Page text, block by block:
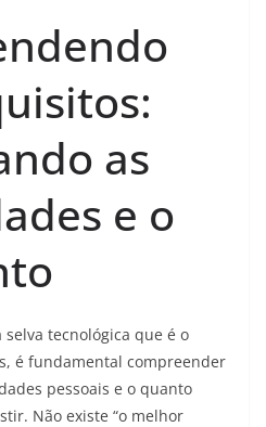
as
e o
tecnológica que é o
é fundamental compreender
pessoais e o quanto
Não existe “o melhor